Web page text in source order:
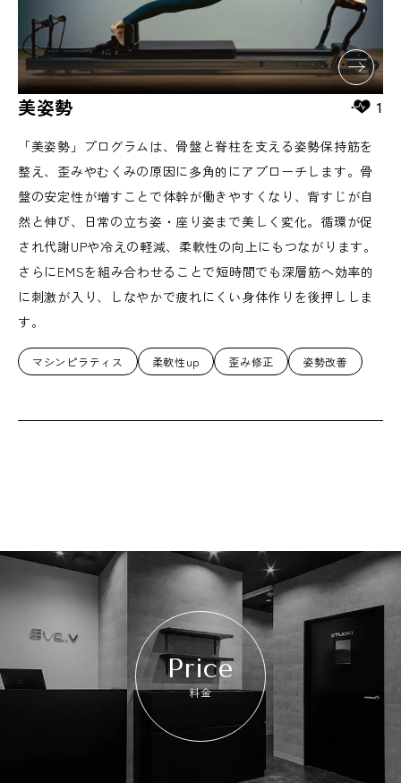
美姿勢 1
「美姿勢」プログラムは、骨盤と脊柱を支える姿勢保持筋を
整え、歪みやむくみの原因に多角的にアプローチします。骨
盤の安定性が増すことで体幹が働きやすくなり、背すじが自
然と伸び、日常の立ち姿・座り姿まで美しく変化。循環が促
され代謝UPや冷えの軽減、柔軟性の向上にもつながります。
さらにEMSを組み合わせることで短時間でも深層筋へ効率的
に刺激が入り、しなやかで疲れにくい身体作りを後押ししま
す。
マシンピラティス 柔軟性up 歪み修正 姿勢改善
Price
料金